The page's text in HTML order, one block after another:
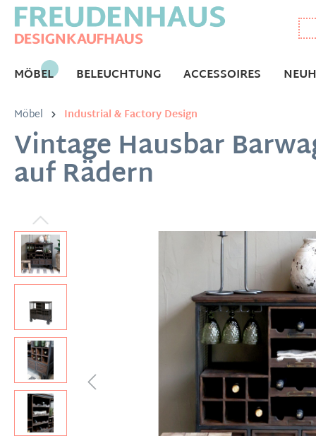
MÖBEL BELEUCHTUNG ACCESSOIRES
Möbel Industrial & Factory Design
Vintage Hausbar
auf Rädern